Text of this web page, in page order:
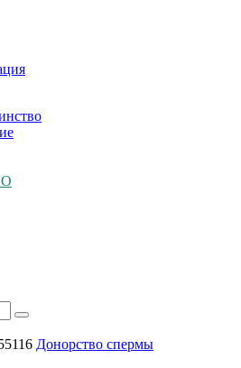
Донорство спермы